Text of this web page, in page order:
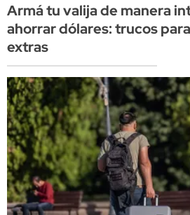
Armá tu valija de manera
ahorrar dólares: trucos
extras